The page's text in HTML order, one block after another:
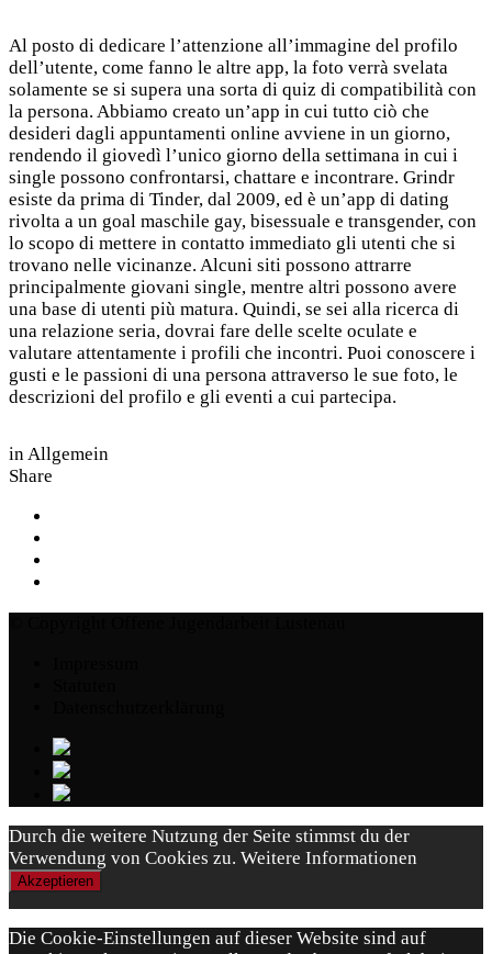
Al posto di dedicare l’attenzione all’immagine del profilo
dell’utente, come fanno le altre app, la foto verrà svelata
solamente se si supera una sorta di quiz di compatibilità con
la persona. Abbiamo creato un’app in cui tutto ciò che
desideri dagli appuntamenti online avviene in un giorno,
rendendo il giovedì l’unico giorno della settimana in cui i
single possono confrontarsi, chattare e incontrare. Grindr
esiste da prima di Tinder, dal 2009, ed è un’app di dating
rivolta a un goal maschile gay, bisessuale e transgender, con
lo scopo di mettere in contatto immediato gli utenti che si
trovano nelle vicinanze. Alcuni siti possono attrarre
principalmente giovani single, mentre altri possono avere
una base di utenti più matura. Quindi, se sei alla ricerca di
una relazione seria, dovrai fare delle scelte oculate e
valutare attentamente i profili che incontri. Puoi conoscere i
gusti e le passioni di una persona attraverso le sue foto, le
descrizioni del profilo e gli eventi a cui partecipa.
in Allgemein
Share
Durch die weitere Nutzung der Seite stimmst du der
Verwendung von Cookies zu. Weitere Informationen
Akzeptieren
Die Cookie-Einstellungen auf dieser Website sind auf